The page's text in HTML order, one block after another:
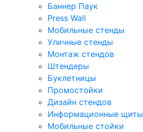
Баннер Паук
Press Wall
Мобильные стенды
Уличные стенды
Монтаж стендов
Штендеры
Буклетницы
Промостойки
Дизайн стендов
Информационные щиты
Мобильные стойки